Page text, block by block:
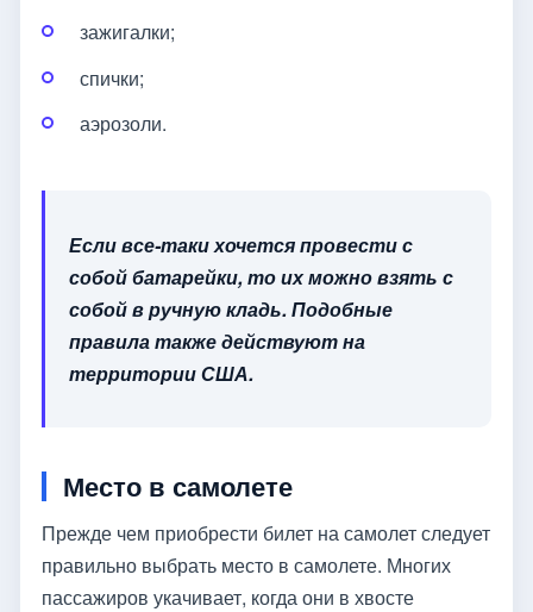
зажигалки;
спички;
аэрозоли.
Если все-таки хочется провести с
собой батарейки, то их можно взять с
собой в ручную кладь. Подобные
правила также действуют на
территории США.
Место в самолете
Прежде чем приобрести билет на самолет следует
правильно выбрать место в самолете. Многих
пассажиров укачивает, когда они в хвосте